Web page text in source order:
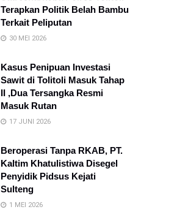
Terapkan Politik Belah Bambu
Terkait Peliputan
30 MEI 2026
Kasus Penipuan Investasi
Sawit di Tolitoli Masuk Tahap
II ,Dua Tersangka Resmi
Masuk Rutan
17 JUNI 2026
Beroperasi Tanpa RKAB, PT.
Kaltim Khatulistiwa Disegel
Penyidik Pidsus Kejati
Sulteng
1 MEI 2026